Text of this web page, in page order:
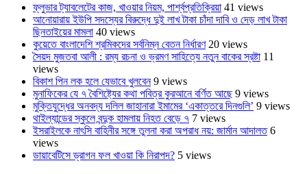
ফ্লুভার ট্যাবলেটের কাজ, খাওয়ার নিয়ম, পার্শ্বপ্রতিক্রিয়া 41 views
আনোয়ারায় ইউপি সদস্যের বিরুদ্ধে দুই লাখ টাকা চাঁদা দাবি ও দেড় লাখ টাকা
ছিনতাইয়ের মামলা 40 views
কুয়েতে বাংলাদেশি শ্রমিকদের সর্বনিম্ন বেতন নির্ধারণ 20 views
সৈয়দ মুজতবা আলী : রম্য রচনা ও ভ্রমণ সাহিত্যে নতুন বাকের স্রষ্টা 11
views
বিকাশ পিন লক হলে যেভাবে খুলবেন 9 views
মুনাফিকের যে ৭ বৈশিষ্ট্যের কথা পবিত্র কুরআনে বর্ণিত আছে 9 views
মুক্তিযুদ্ধের অনবদ্য দলিল জাহানারা ইমামের ‘একাত্তরে দিনগুলি’ 9 views
থাইল্যান্ডের স্কুলে বন্দুক হামলায় নিহত বেড়ে ৭ 7 views
ইসরাইলকে নাৎসি বাহিনীর সঙ্গে তুলনা করা অপরাধ নয়: জার্মান আদালত 6
views
ডায়াবেটিসে ড্রাগন ফল খাওয়া কি নিরাপদ? 5 views